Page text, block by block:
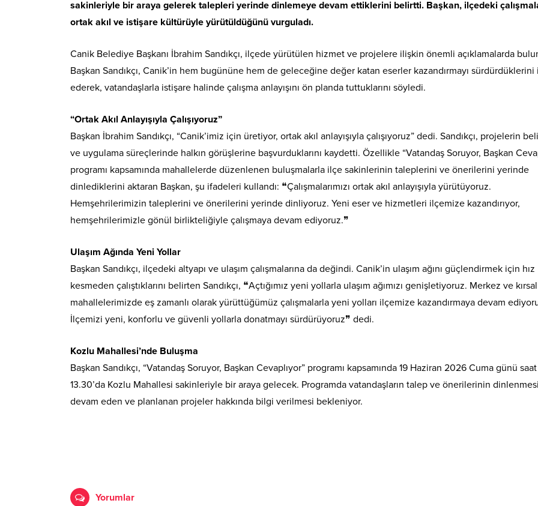
sakinleriyle bir araya gelerek talepleri yerinde dinlemeye devam ettiklerini belirtti. Başkan, ilçedeki
ortak akıl ve istişare kültürüyle yürütüldüğünü vurguladı.
Canik Belediye Başkanı İbrahim Sandıkçı, ilçede yürütülen hizmet ve projelere ilişkin önemli açıklamalarda
Başkan Sandıkçı, Canik’in hem bugününe hem de geleceğine değer katan eserler kazandırmayı sürdürdüklerini
ederek, vatandaşlarla istişare halinde çalışma anlayışını ön planda tuttuklarını söyledi.
“Ortak Akıl Anlayışıyla Çalışıyoruz”
Başkan İbrahim Sandıkçı, “Canik’imiz için üretiyor, ortak akıl anlayışıyla çalışıyoruz” dedi. Sandıkçı, projelerin
ve uygulama süreçlerinde halkın görüşlerine başvurduklarını kaydetti. Özellikle “Vatandaş Soruyor, Başkan
programı kapsamında mahallelerde düzenlenen buluşmalarla ilçe sakinlerinin taleplerini ve önerilerini yerinde
dinlediklerini aktaran Başkan, şu ifadeleri kullandı: ❝Çalışmalarımızı ortak akıl anlayışıyla yürütüyoruz.
Hemşehrilerimizin taleplerini ve önerilerini yerinde dinliyoruz. Yeni eser ve hizmetleri ilçemize kazandırıyor,
hemşehrilerimizle gönül birlikteliğiyle çalışmaya devam ediyoruz.❞
Ulaşım Ağında Yeni Yollar
Başkan Sandıkçı, ilçedeki altyapı ve ulaşım çalışmalarına da değindi. Canik’in ulaşım ağını güçlendirmek için hız
kesmeden çalıştıklarını belirten Sandıkçı, ❝Açtığımız yeni yollarla ulaşım ağımızı genişletiyoruz. Merkez ve kırsal
mahallelerimizde eş zamanlı olarak yürüttüğümüz çalışmalarla yeni yolları ilçemize kazandırmaya devam
İlçemizi yeni, konforlu ve güvenli yollarla donatmayı sürdürüyoruz❞ dedi.
Kozlu Mahallesi’nde Buluşma
Başkan Sandıkçı, “Vatandaş Soruyor, Başkan Cevaplıyor” programı kapsamında 19 Haziran 2026 Cuma günü saat
13.30’da Kozlu Mahallesi sakinleriyle bir araya gelecek. Programda vatandaşların talep ve önerilerinin
devam eden ve planlanan projeler hakkında bilgi verilmesi bekleniyor.
Yorumlar